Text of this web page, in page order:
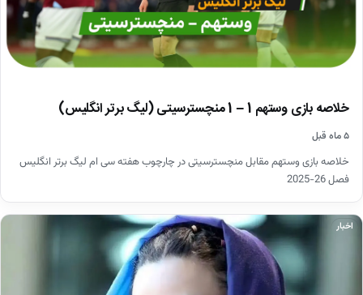
خلاصه بازی وستهم 1 – 1 منچسترسیتی (لیگ برتر انگلیس)
۵ ماه قبل
خلاصه بازی وستهم مقابل منچسترسیتی در چارچوب هفته سی ام لیگ برتر انگلیس
فصل 26-2025
اخبار